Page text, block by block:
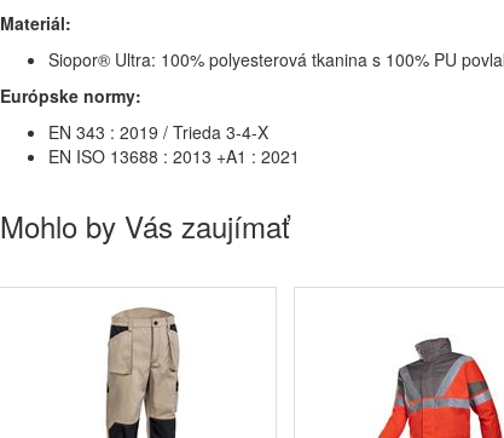
Materiál:
Siopor® Ultra: 100% polyesterová tkanina s 100% PU
Európske normy:
EN 343 : 2019 / Trieda 3-4-X
EN ISO 13688 : 2013 +A1 : 2021
Mohlo by Vás zaujímať